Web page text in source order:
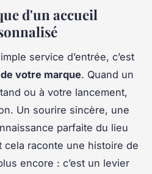
d'un accueil
service d’entrée, c’est
votre marque. Quand un
ou à votre lancement,
Un sourire sincère, une
parfaite du lieu
raconte une histoire de
encore : c’est un levier